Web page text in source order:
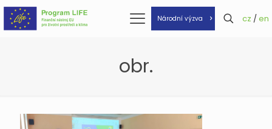
Národní výzva cz / en
obr.